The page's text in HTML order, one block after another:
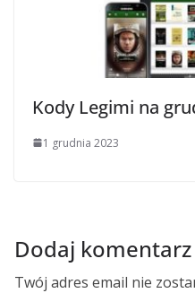
Kody Legimi na
1 grudnia 2023
Dodaj komentarz
Twój adres email nie